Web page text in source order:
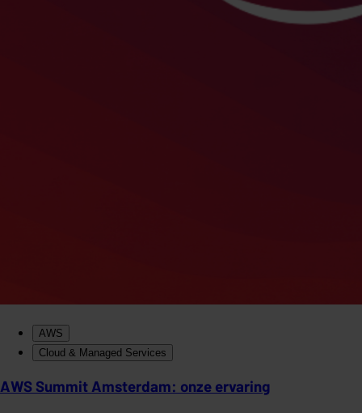
AWS
Cloud & Managed Services
AWS Summit Amsterdam: onze ervaring